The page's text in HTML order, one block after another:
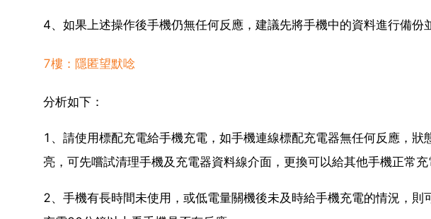
4、如果上述操作後手機仍無任何反應，建議先將手機中的資料進行備份
7樓：隱匿望默唸
分析如下：
1、請使用標配充電給手機充電，如手機連線標配充電器無任何反應，
亮，可先嚐試清理手機及充電器資料線介面，更換可以給其他手機正常充
2、手機有長時間未使用，或低電量關機後未及時給手機充電的情況，